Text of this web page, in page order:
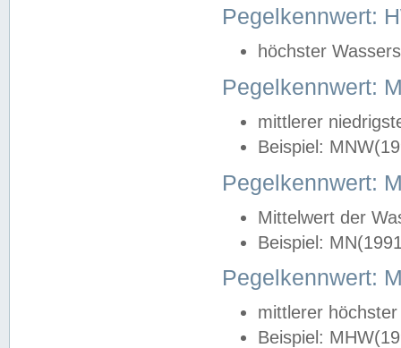
Pegelkennwert:
höchster
Pegelkennwert:
mittlerer
Beispiel:
Pegelkennwert:
Mittelwert der
Beispiel:
Pegelkennwert:
mittlerer
Beispiel: